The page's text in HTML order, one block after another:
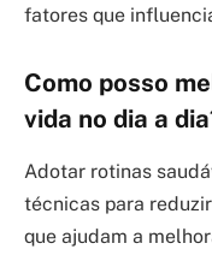
fatores que
Como posso
vida no dia a
Adotar rotinas
técnicas para
que ajudam a